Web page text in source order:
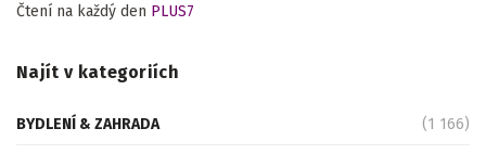
Čtení na každý den PLUS7
Najít v kategoriích
BYDLENÍ & ZAHRADA (1 166)